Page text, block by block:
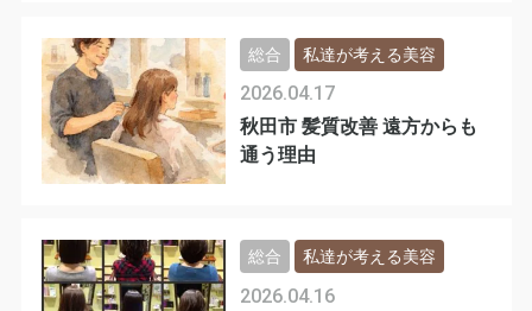
秋田市 髪質改善 遠方からも
通う理由
2026.04.17
総合 私達が考える美容
2026.04.16
総合 私達が考える美容